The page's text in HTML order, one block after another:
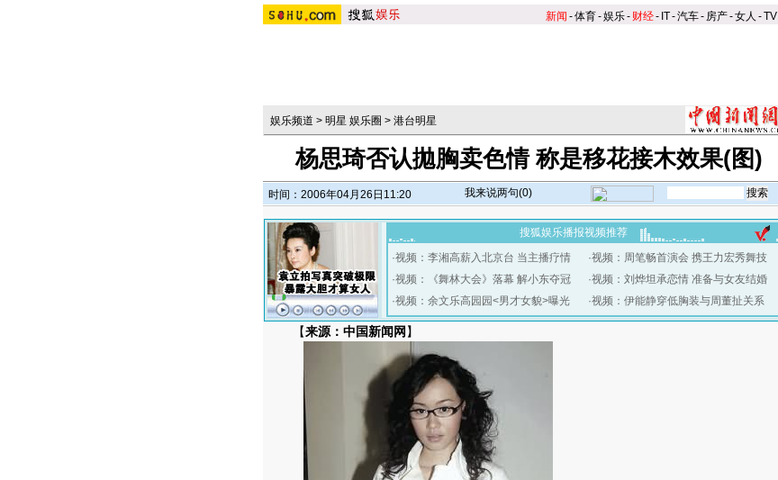
新闻 -体育-娱乐- 财经- IT-汽车- 房产-女人 -TV
娱乐频道 > 明星 娱乐圈 > 港台明星
杨思琦否认拋胸卖色情 称是移花接木效果(图)
时间：2006年04月26日11:20 我来说两句(0)
搜狐娱乐播报视频推荐
·视频：李湘高薪入北京台 当主播疗情
·视频：《舞林大会》落幕 解小东夺冠
·视频：余文乐高园园<男才女貌>曝光
·视频：周笔畅首演会 携王力宏秀舞技
·视频：刘烨坦承恋情 准备与女友结婚
·视频：伊能静穿低胸装与周董扯关系
【来源：中国新闻网 】